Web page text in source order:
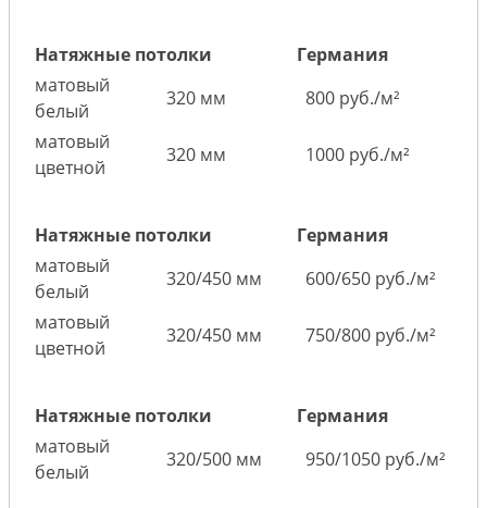
Натяжные потолки
Германия
матовый
белый
320 мм
800 руб./м²
матовый
цветной
320 мм 1000 руб./м²
Натяжные потолки
Германия
матовый
белый
320/450 мм
600/650 руб./м²
матовый
цветной
320/450 мм 750/800 руб./м²
Натяжные потолки
Германия
матовый
белый
320/500 мм 950/1050 руб./м²